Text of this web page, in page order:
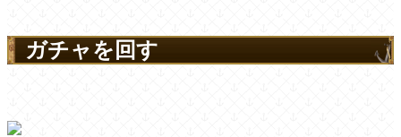
ガチャを回す